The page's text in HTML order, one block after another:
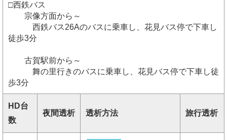
□西鉄バス
宗像方面から～
西鉄バス26Aのバスに乗車し、花見バス停で下車し
徒歩3分
古賀駅前から～
舞の里行きのバスに乗車し、花見バス停で下車し徒
歩3分
HD台
数
夜間透析 透析方法 旅行透析